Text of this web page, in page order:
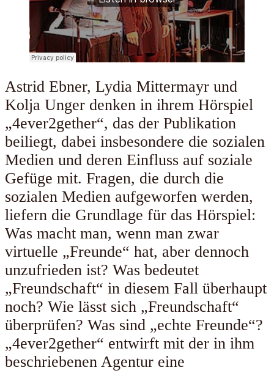
Astrid Ebner, Lydia Mittermayr und
Kolja Unger denken in ihrem Hörspiel
„4ever2gether“, das der Publikation
beiliegt, dabei insbesondere die sozialen
Medien und deren Einfluss auf soziale
Gefüge mit. Fragen, die durch die
sozialen Medien aufgeworfen werden,
liefern die Grundlage für das Hörspiel:
Was macht man, wenn man zwar
virtuelle „Freunde“ hat, aber dennoch
unzufrieden ist? Was bedeutet
„Freundschaft“ in diesem Fall überhaupt
noch? Wie lässt sich „Freundschaft“
überprüfen? Was sind „echte Freunde“?
„4ever2gether“ entwirft mit der in ihm
beschriebenen Agentur eine